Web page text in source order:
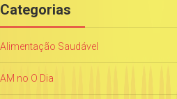
Categorias
Alimentação Saudável
AM no O Dia